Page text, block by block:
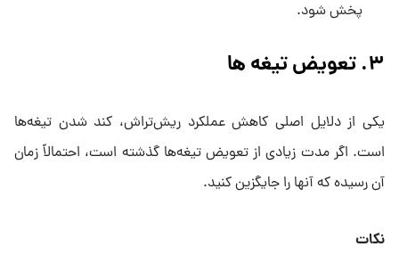
پخش شود.
۳. تعویض تیغه‌ ها
یکی از دلایل اصلی کاهش عملکرد ریش‌تراش، کند شدن تیغه‌ها
است. اگر مدت زیادی از تعویض تیغه‌ها گذشته است، احتمالاً زمان
آن رسیده که آنها را جایگزین کنید.
نکات